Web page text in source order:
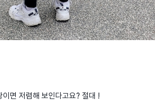
이면 저렴해 보인다고요? 절대 !